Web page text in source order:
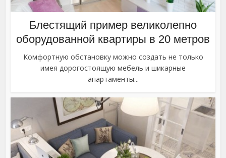
Блестящий пример великолепно
оборудованной квартиры в 20 метров
Комфортную обстановку можно создать не только
имея дорогостоящую мебель и шикарные
апартаменты...